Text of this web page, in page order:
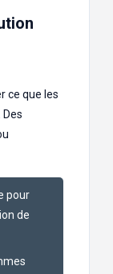
ce que les
pour
de